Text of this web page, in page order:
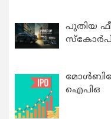
പുതിയ
ഐപിഒ